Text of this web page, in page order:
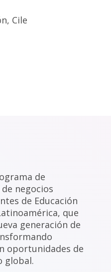
Cile
de
negocios
de Educación
que
generación de
oportunidades de
global.